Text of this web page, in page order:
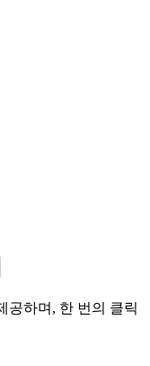
공하며, 한 번의 클릭